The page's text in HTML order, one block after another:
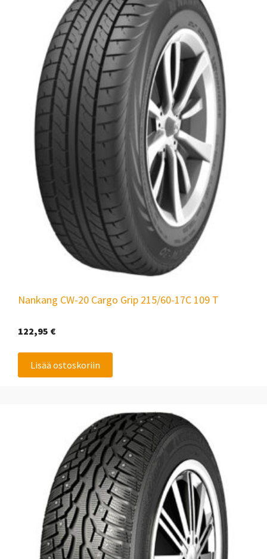
Nankang CW-20 Cargo Grip 215/60-17C 109 T
122,95 €
Lisää ostoskoriin